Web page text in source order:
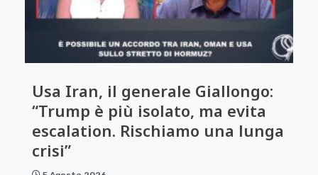
Usa Iran, il generale Giallongo:
“Trump è più isolato, ma evita
escalation. Rischiamo una lunga
crisi”